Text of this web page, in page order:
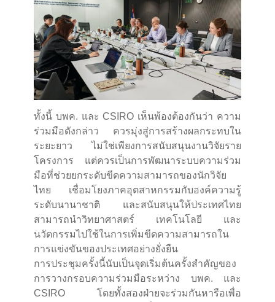
ทั้งนี้ บพค. และ CSIRO เห็นพ้องต้องกันว่า ความ
ร่วมมือดังกล่าว ควรมุ่งสู่การสร้างผลกระทบใน
ระยะยาว ไม่ใช่เพียงการสนับสนุนงานวิจัยราย
โครงการ แต่ควรเป็นการพัฒนาระบบความร่วม
มือที่ช่วยยกระดับขีดความสามารถของนักวิจัย
ไทย เชื่อมโยงภาคอุตสาหกรรมกับองค์ความรู้
ระดับนานาชาติ และสนับสนุนให้ประเทศไทย
สามารถนำวิทยาศาสตร์ เทคโนโลยี และ
นวัตกรรมไปใช้ในการเพิ่มขีดความสามารถใน
การแข่งขันของประเทศอย่างยั่งยืน
การประชุมครั้งนี้นับเป็นจุดเริ่มต้นครั้งสำคัญของ
การวางกรอบความร่วมมือระหว่าง บพค. และ
CSIRO โดยทั้งสองฝ่ายจะร่วมกันหารือเพื่อ